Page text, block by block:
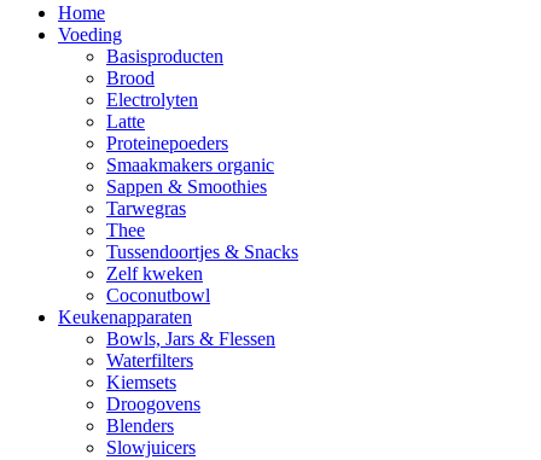
Home
Voeding
Basisproducten
Brood
Electrolyten
Latte
Proteinepoeders
Smaakmakers organic
Sappen & Smoothies
Tarwegras
Thee
Tussendoortjes & Snacks
Zelf kweken
Coconutbowl
Keukenapparaten
Bowls, Jars & Flessen
Waterfilters
Kiemsets
Droogovens
Blenders
Slowjuicers